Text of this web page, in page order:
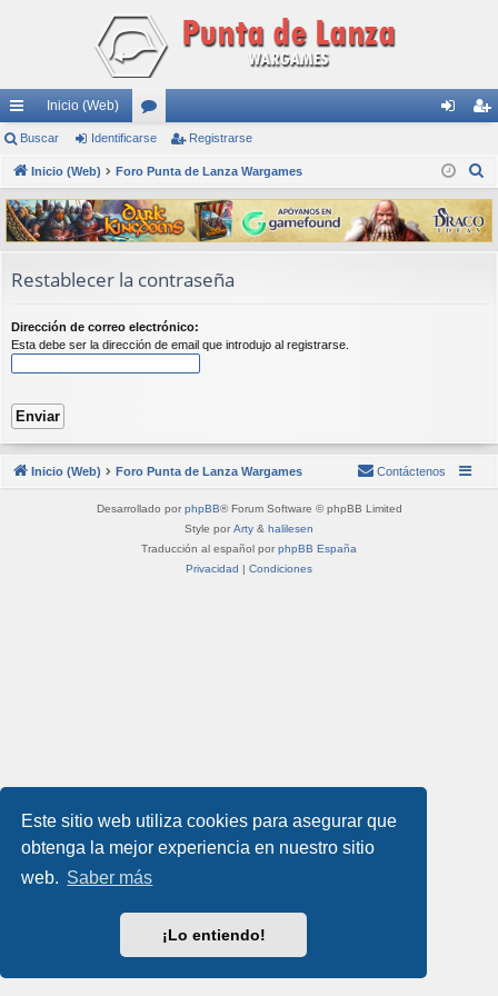
Este sitio web utiliza cookies para asegurar que
obtenga la mejor experiencia en nuestro sitio
web. Saber más
¡Lo entiendo!
nl
ac
es
rá
pi
s
Inicio (Web)
or
os nti
fic
ar
ist
ra
rs
Buscar Identificarse Registrarse
Inicio (Web) Foro Punta de Lanza Wargames
s
c
Restablecer la contraseña
Dirección de correo electrónico:
Esta debe ser la dirección de email que introdujo al registrarse.
Inicio (Web) Foro Punta de Lanza Wargames Contáctenos
Desarrollado por phpBB® Forum Software © phpBB Limited
Style por Arty & halilesen
Traducción al español por phpBB España
Privacidad
Condiciones